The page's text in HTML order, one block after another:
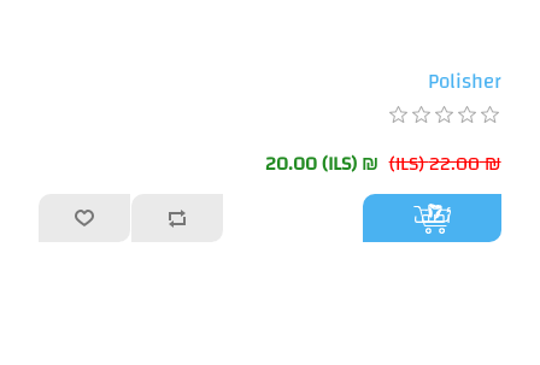
Polisher
₪ 22.00 (ILS)
₪ 20.00 (ILS)
أضف